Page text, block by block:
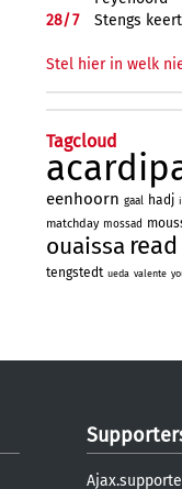
28/7 Stengs
Stel hier in welk
Tagcloud
eenhoorn gaal hadj
matchday mossad
ouaissa read
tengstedt ueda valente